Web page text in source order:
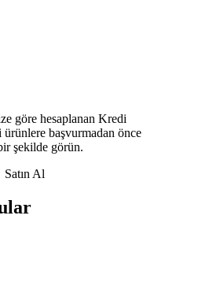
göre hesaplanan Kredi
başvurmadan önce
şekilde görün.
Satın Al